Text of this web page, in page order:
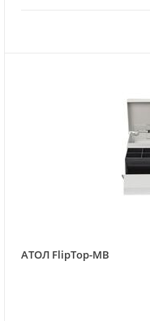
АТОЛ FlipTop-MB